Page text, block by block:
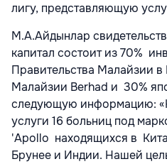
лигу, представляющую
М.А.Айдынлар
капитал состоит из 70%
Правительства Малайзии в
Малайзии Berhad и 30%
следующую информацию:
услуги 16 больниц под
'Apollo находящихся в
Брунее и Индии. Нашей